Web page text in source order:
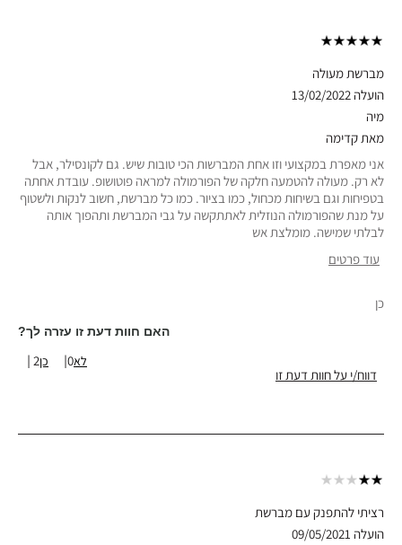
מברשת מעולה
הועלה 13/02/2022
מיה
מאתקדימה
אני מאפרת במקצועי וזו אחת המברשות הכי טובות שיש. גם לקונסילר, אבל
לא רק. מעולה להטמעה חלקה של הפורמולה למראה פוטושופ. עובדת אחתה
בטפיחות וגם בשיחות מכחול, כמו בציור. כמו כל מברשת, חשוב לנקות ולשטוף
על מנת שהפורמולה הנוזלית לאתתקשה על גבי המברשת ותהפוך אותה
לבלתי שמישה. מומלצת אש
עוד פרטים
כן
האם חוות דעת זו עזרה לך?
2
0
דווח/י על חוות דעת זו
רציתי להתפנק עם מברשת
הועלה 09/05/2021